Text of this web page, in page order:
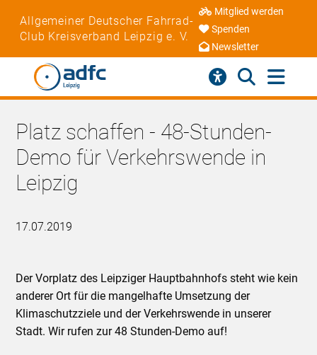
Allgemeiner Deutscher Fahrrad-
Club Kreisverband Leipzig e. V.
Mitglied werden
Spenden
Newsletter
Platz schaffen - 48-Stunden-
Demo für Verkehrswende in
Leipzig
17.07.2019
Der Vorplatz des Leipziger Hauptbahnhofs steht wie kein
anderer Ort für die mangelhafte Umsetzung der
Klimaschutzziele und der Verkehrswende in unserer
Stadt. Wir rufen zur 48 Stunden-Demo auf!